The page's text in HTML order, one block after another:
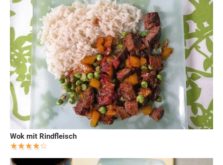
Wok mit Rindfleisch